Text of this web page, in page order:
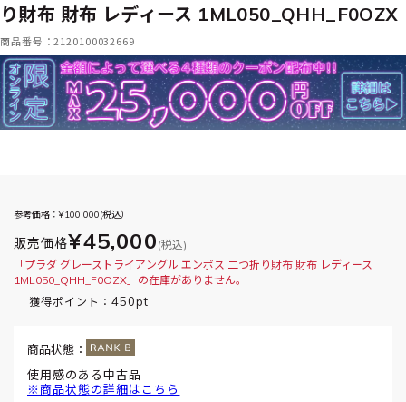
り財布 財布 レディース 1ML050_QHH_F0OZX
商品番号：2120100032669
参考価格：¥100,000(税込）
販売価格¥45,000 (税込)
「プラダ グレーストライアングル エンボス 二つ折り財布 財布 レディース
1ML050_QHH_F0OZX」の在庫がありません。
獲得ポイント： 450pt
商品状態：
使用感のある中古品
※商品状態の詳細はこちら